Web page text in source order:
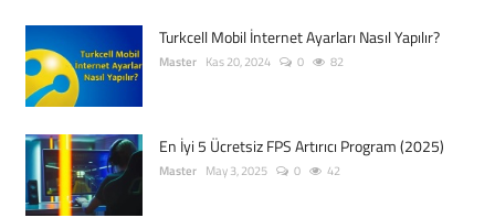
Turkcell Mobil İnternet Ayarları Nasıl Yapılır?
Master Kas 20, 2024 0 82
En İyi 5 Ücretsiz FPS Artırıcı Program (2025)
Master May 3, 2025 0 42